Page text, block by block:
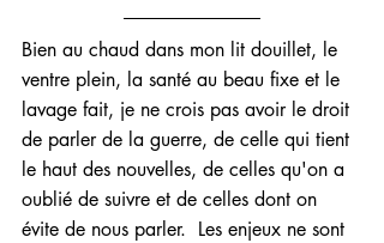
Bien au chaud dans mon lit douillet, le
ventre plein, la santé au beau fixe et le
lavage fait, je ne crois pas avoir le droit
de parler de la guerre, de celle qui tient
le haut des nouvelles, de celles qu'on a
oublié de suivre et de celles dont on
évite de nous parler.  Les enjeux ne sont